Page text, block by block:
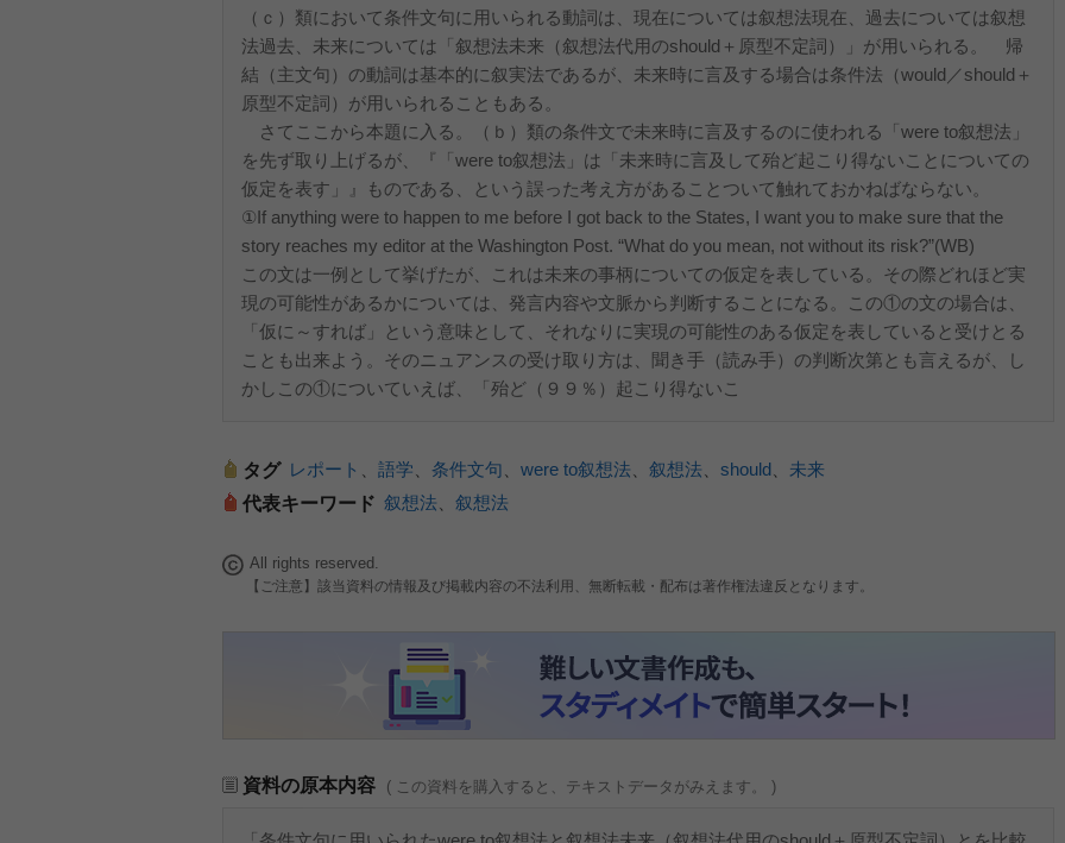
（ｃ）類において条件文句に用いられる動詞は、現在については叙想法現在、過去については叙想
法過去、未来については「叙想法未来（叙想法代用のshould＋原型不定詞）」が用いられる。 帰
結（主文句）の動詞は基本的に叙実法であるが、未来時に言及する場合は条件法（would／should＋
原型不定詞）が用いられることもある。
さてここから本題に入る。（ｂ）類の条件文で未来時に言及するのに使われる「were to叙想法」
を先ず取り上げるが、『「were to叙想法」は「未来時に言及して殆ど起こり得ないことについての
仮定を表す」』ものである、という誤った考え方があることついて触れておかねばならない。
①If anything were to happen to me before I got back to the States, I want you to make sure that the
story reaches my editor at the Washington Post. “What do you mean, not without its risk?”(WB)
この文は一例として挙げたが、これは未来の事柄についての仮定を表している。その際どれほど実
現の可能性があるかについては、発言内容や文脈から判断することになる。この①の文の場合は、
「仮に～すれば」という意味として、それなりに実現の可能性のある仮定を表していると受けとる
ことも出来よう。そのニュアンスの受け取り方は、聞き手（読み手）の判断次第とも言えるが、し
かしこの①についていえば、「殆ど（９９％）起こり得ないこ
タグ レポート 語学 条件文句 were to叙想法 叙想法 should
未来
代表キーワード 叙想法 叙想法
All rights reserved.
【ご注意】該当資料の情報及び掲載内容の不法利用、無断転載・配布は著作権法違反となります。
資料の原本内容 ( この資料を購入すると、テキストデータがみえます。 )